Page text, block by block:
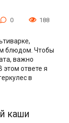
0 188
блюдом. Чтобы
важно
этом ответе я
в
каши